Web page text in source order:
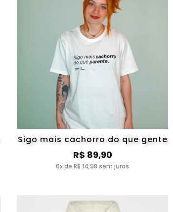
Sigo mais cachorro do que gente
R$ 89,90
6x de R$ 14,98 sem juros